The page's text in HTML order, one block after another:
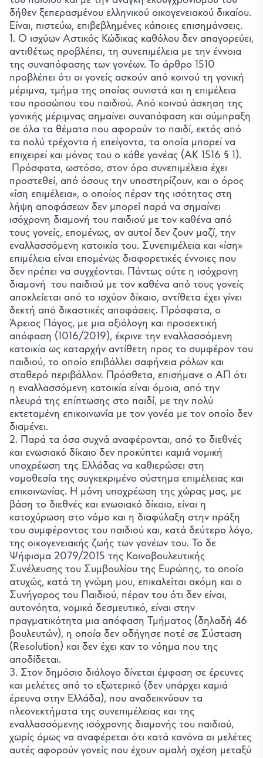
δήθεν ξεπερασμένου ελληνικού οικογενειακού δικαίου.
Είναι, πιστεύω, επιβεβλημένες κάποιες επισημάνσεις.
1. Ο ισχύων Αστικός Κώδικας καθόλου δεν απαγορεύει,
αντιθέτως προβλέπει, τη συνεπιμέλεια με την έννοια
της συναπόφασης των γονέων. Το άρθρο 1510
προβλέπει ότι οι γονείς ασκούν από κοινού τη γονική
μέριμνα, τμήμα της οποίας συνιστά και η επιμέλεια
του προσώπου του παιδιού. Από κοινού άσκηση της
γονικής μέριμνας σημαίνει συναπόφαση και σύμπραξη
σε όλα τα θέματα που αφορούν το παιδί, εκτός από
τα πολύ τρέχοντα ή επείγοντα, τα οποία μπορεί να
επιχειρεί και μόνος του ο κάθε γονέας (ΑΚ 1516 § 1).
Πρόσφατα, ωστόσο, στον όρο συνεπιμέλεια έχει
προστεθεί, από όσους την υποστηρίζουν, και ο όρος
«ίση επιμέλεια», ο οποίος πέραν της ισότητας στη
λήψη αποφάσεων δεν μπορεί παρά να σημαίνει
ισόχρονη διαμονή του παιδιού με τον καθένα από
τους γονείς, επομένως, αν αυτοί δεν ζουν μαζί, την
εναλλασσόμενη κατοικία του. Συνεπιμέλεια και «ίση»
επιμέλεια είναι επομένως διαφορετικές έννοιες που
δεν πρέπει να συγχέονται. Πάντως ούτε η ισόχρονη
διαμονή του παιδιού με τον καθένα από τους γονείς
αποκλείεται από το ισχύον δίκαιο, αντίθετα έχει γίνει
δεκτή από δικαστικές αποφάσεις. Πρόσφατα, ο
Άρειος Πάγος, με μια αξιόλογη και προσεκτική
απόφαση (1016/2019), έκρινε την εναλλασσόμενη
κατοικία ως καταρχήν αντίθετη προς το συμφέρον του
παιδιού, το οποίο επιβάλλει σαφήνεια ρόλων και
σταθερό περιβάλλον. Πρόσθετα, επισήμανε ο ΑΠ ότι
η εναλλασσόμενη κατοικία είναι όμοια, από την
πλευρά της επίπτωσης στο παιδί, με την πολύ
εκτεταμένη επικοινωνία με τον γονέα με τον οποίο δεν
διαμένει.
2. Παρά τα όσα συχνά αναφέρονται, από το διεθνές
και ενωσιακό δίκαιο δεν προκύπτει καμιά νομική
υποχρέωση της Ελλάδας να καθιερώσει στη
νομοθεσία της συγκεκριμένο σύστημα επιμέλειας και
επικοινωνίας. Η μόνη υποχρέωση της χώρας μας, με
βάση το διεθνές και ενωσιακό δίκαιο, είναι η
κατοχύρωση στο νόμο και η διαφύλαξη στην πράξη
του συμφέροντος του παιδιού και, κατά δεύτερο λόγο,
της οικογενειακής ζωής των γονέων του. Το δε
Ψήφισμα 2079/2015 της Κοινοβουλευτικής
Συνέλευσης του Συμβουλίου της Ευρώπης, το οποίο
ατυχώς, κατά τη γνώμη μου, επικαλείται ακόμη και ο
Συνήγορος του Παιδιού, πέραν του ότι δεν είναι,
αυτονόητα, νομικά δεσμευτικό, είναι στην
πραγματικότητα μια απόφαση Τμήματος (δηλαδή 46
βουλευτών), η οποία δεν οδήγησε ποτέ σε Σύσταση
(Resolution) και δεν έχει καν το νόημα που της
αποδίδεται.
3. Στον δημόσιο διάλογο δίνεται έμφαση σε έρευνες
και μελέτες από το εξωτερικό (δεν υπάρχει καμιά
έρευνα στην Ελλάδα), που αναδεικνύουν τα
πλεονεκτήματα της συνεπιμέλειας και της
εναλλασσόμενης ισόχρονης διαμονής του παιδιού,
χωρίς όμως να αναφέρεται ότι κατά κανόνα οι μελέτες
αυτές αφορούν γονείς που έχουν ομαλή σχέση μεταξύ